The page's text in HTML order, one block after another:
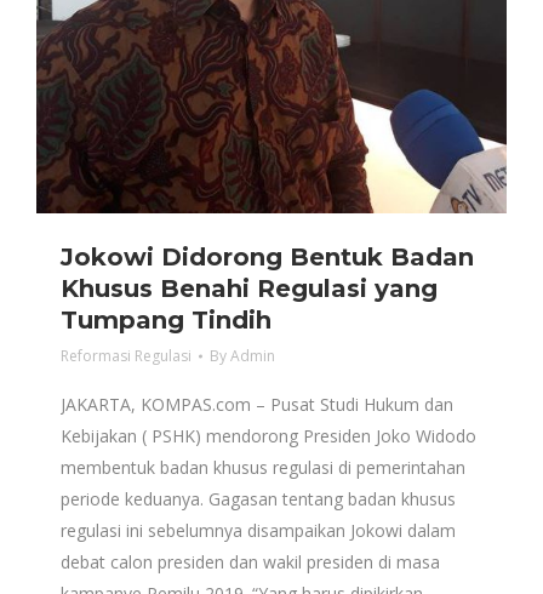
Jokowi Didorong Bentuk Badan
Khusus Benahi Regulasi yang
Tumpang Tindih
Reformasi Regulasi ByAdmin
JAKARTA, KOMPAS.com – Pusat Studi Hukum dan
Kebijakan ( PSHK) mendorong Presiden Joko Widodo
membentuk badan khusus regulasi di pemerintahan
periode keduanya. Gagasan tentang badan khusus
regulasi ini sebelumnya disampaikan Jokowi dalam
debat calon presiden dan wakil presiden di masa